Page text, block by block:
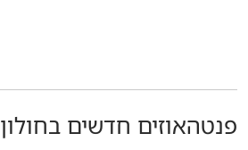
פנטהאוזים חדשים בחולון